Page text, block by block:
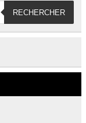
RECHERCHER